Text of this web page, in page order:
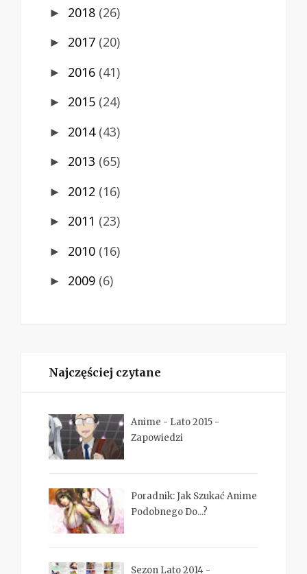
► 2018 (26)
► 2017 (20)
► 2016 (41)
► 2015 (24)
► 2014 (43)
► 2013 (65)
► 2012 (16)
► 2011 (23)
► 2010 (16)
► 2009 (6)
Najczęściej czytane
Anime - Lato 2015 -
Zapowiedzi
Poradnik: Jak Szukać Anime
Podobnego Do...?
Sezon Lato 2014 -